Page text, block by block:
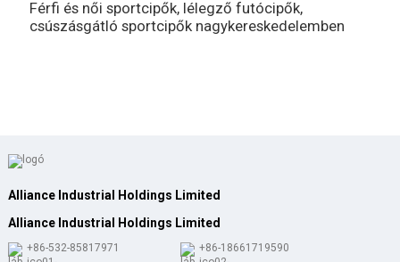
Férfi és női sportcipők, lélegző futócipők,
csúszásgátló sportcipők nagykereskedelemben
Alliance Industrial Holdings Limited
Alliance Industrial Holdings Limited
+86-532-85817971
+86-18661719590